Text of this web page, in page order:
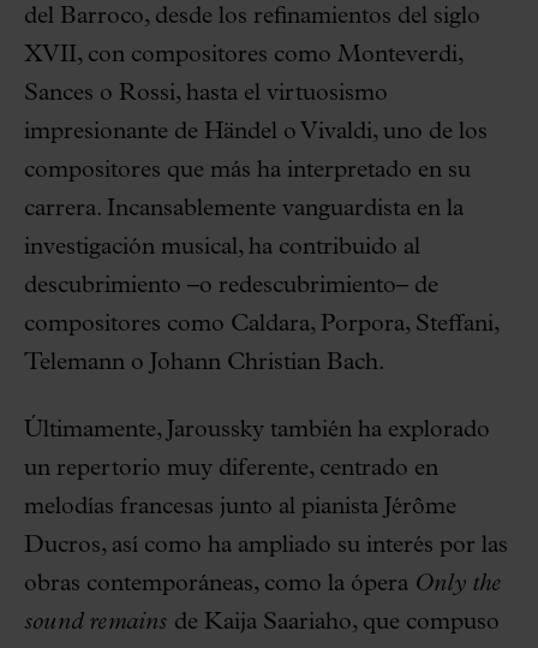
del Barroco, desde los refinamientos del siglo
XVII, con compositores como Monteverdi,
Sances o Rossi, hasta el virtuosismo
impresionante de Händel o Vivaldi, uno de los
compositores que más ha interpretado en su
carrera. Incansablemente vanguardista en la
investigación musical, ha contribuido al
descubrimiento –o redescubrimiento– de
compositores como Caldara, Porpora, Steffani,
Telemann o Johann Christian Bach.
Últimamente, Jaroussky también ha explorado
un repertorio muy diferente, centrado en
melodías francesas junto al pianista Jérôme
Ducros, así como ha ampliado su interés por las
obras contemporáneas, como la ópera Only the
sound remains de Kaija Saariaho, que compuso